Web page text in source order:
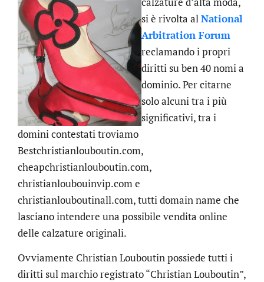
si è rivolta alNational
Arbitration Forum
reclamando i propri
diritti su ben 40 nomi a
dominio. Per citarne
solo alcuni tra i più
significativi, tra i
domini contestati troviamo
Bestchristianlouboutin.com,
cheapchristianlouboutin.com,
christianloubouinvip.com e
christianlouboutinall.com, tutti domain name che
lasciano intendere una possibile vendita online
delle calzature originali.
Ovviamente Christian Louboutin possiede tutti i
diritti sul marchio registrato “Christian Louboutin”,